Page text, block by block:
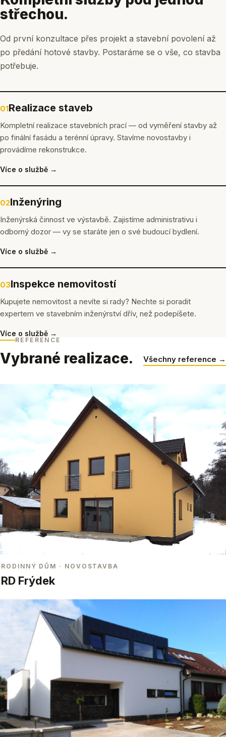
střechou.
Od první konzultace přes projekt a stavební povolení až
po předání hotové stavby. Postaráme se o vše, co stavba
potřebuje.
01Realizace staveb
Kompletní realizace stavebních prací — od vyměření stavby až
po finální fasádu a terénní úpravy. Stavíme novostavby i
provádíme rekonstrukce.
Více o službě →
02Inženýring
Inženýrská činnost ve výstavbě. Zajistíme administrativu i
odborný dozor — vy se staráte jen o své budoucí bydlení.
Více o službě →
03Inspekce nemovitostí
Kupujete nemovitost a nevíte si rady? Nechte si poradit
expertem ve stavebním inženýrství dřív, než podepíšete.
Více o službě →
REFERENCE
Vybrané realizace. Všechny reference →
RODINNÝ DŮM · NOVOSTAVBA
RD Frýdek